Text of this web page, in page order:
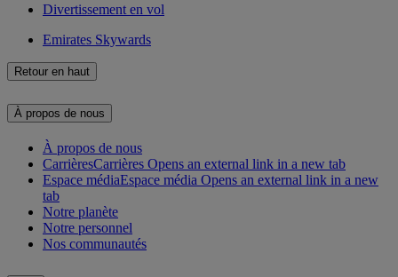
Divertissement en vol
Emirates Skywards
Retour en haut
À propos de nous
À propos de nous
CarrièresCarrières Opens an external link in a new tab
Espace médiaEspace média Opens an external link in a new
tab
Notre planète
Notre personnel
Nos communautés